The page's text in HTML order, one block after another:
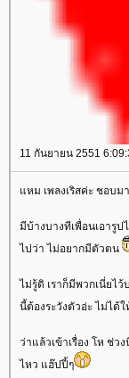
11 กันยายน 2551
หม เพลงเริสค่ะ ชอบม
มีบ้างบางทีเพื่อนเอารูป
ไปว่า ไม่อยากมีตัวตน
ไม่รู้ดิ เราก็มีพวกเนี่ยไ
นี้ต้องระวังตัวอ่ะ ไม่ได้
ว่าแล้วเข้าเรื่อง โห ช่
ไหว แฮ๊ปปี้ๆ